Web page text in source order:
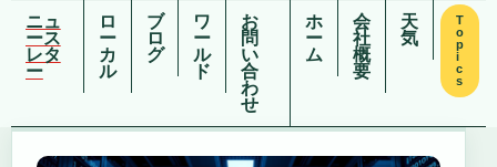
ニュ
ース
レタ
ー
ロ
ー
カ
ル
ブ
ロ
グ
ワ
ー
ル
ド
お
問
い
合
わ
せ
ホ
ー
ム
会
社
概
要
天
気
T
o
p
i
c
s